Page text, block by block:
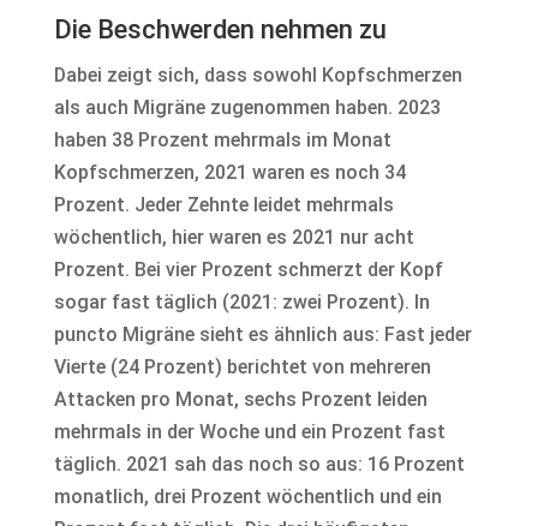
Die Beschwerden nehmen zu
Dabei zeigt sich, dass sowohl Kopfschmerzen
als auch Migräne zugenommen haben. 2023
haben 38 Prozent mehrmals im Monat
Kopfschmerzen, 2021 waren es noch 34
Prozent. Jeder Zehnte leidet mehrmals
wöchentlich, hier waren es 2021 nur acht
Prozent. Bei vier Prozent schmerzt der Kopf
sogar fast täglich (2021: zwei Prozent). In
puncto Migräne sieht es ähnlich aus: Fast jeder
Vierte (24 Prozent) berichtet von mehreren
Attacken pro Monat, sechs Prozent leiden
mehrmals in der Woche und ein Prozent fast
täglich. 2021 sah das noch so aus: 16 Prozent
monatlich, drei Prozent wöchentlich und ein